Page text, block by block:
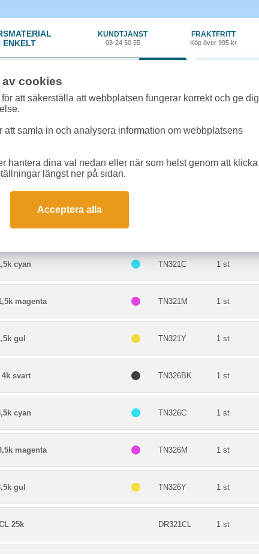
ENKELT
KUNDTJÄNST
08-24 50 55
FRAKTFRITT
Köp över 995 kr
HL-L8250CDN
HL-L8250CDN online
HL-L8250CDN
HL-L8250CDN
Färg
2,5k svart
cyan TN321C 1 st
magenta TN321M 1 st
gul TN321Y 1 st
4k svart TN326BK 1 st
cyan TN326C 1 st
magenta TN326M 1 st
gul TN326Y 1 st
25k DR321CL 1 st
cookies
att säkerställa att webbplatsen fungerar korrekt och ge dig
att samla in och analysera information om webbplatsens
hantera dina val nedan eller när som helst genom att klicka
längst ner på sidan.
Acceptera alla